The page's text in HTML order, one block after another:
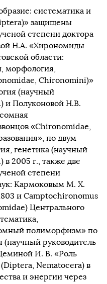
систематика и
защищены
степени доктора
Н.А. «Хирономиды
области:
морфология,
Chironomini)»
(научный
и Полуконовой Н.В.
«Chironomidae,
по двум
генетика (научный
2005 г., также две
степени
Кармоковым М. Х.
и Camptochironomus
Центрального
полиморфизм» по
(научный руководитель
И. В. «Роль
Nematocera) в
и энергии через